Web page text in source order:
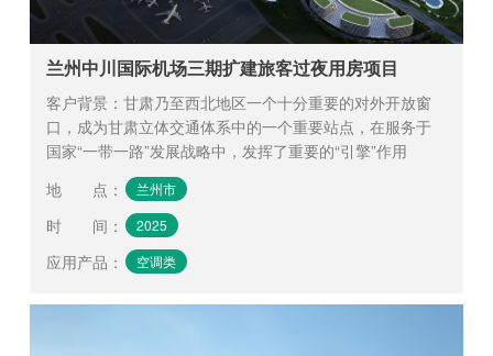
兰州中川国际机场三期扩建旅客过夜用房项目
客户背景：甘肃乃至西北地区一个十分重要的对外开放窗
口，成为甘肃立体交通体系中的一个重要站点，在服务于
国家“一带一路”发展战略中，发挥了重要的“引擎”作用
地 点 ： 兰州市
时 间 ： 2025
应用产品 ： 空调类